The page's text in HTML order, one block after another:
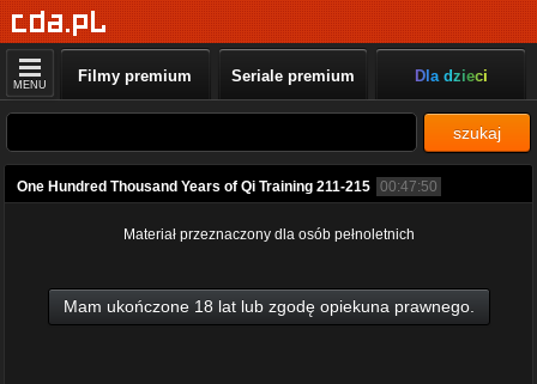
MENU Filmy premium Seriale premium Dla dzieci
szukaj
One Hundred Thousand Years of Qi Training 211-215 00:47:50
Materiał przeznaczony dla osób pełnoletnich
Mam ukończone 18 lat lub zgodę opiekuna prawnego.